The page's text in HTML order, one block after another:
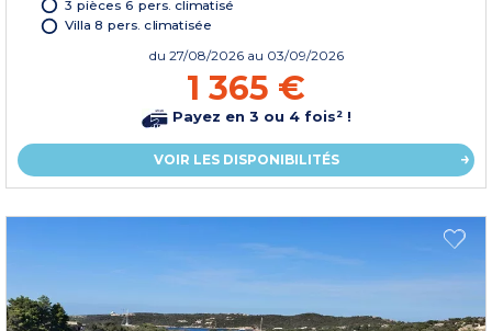
3 pièces 6 pers. climatisé
Villa 8 pers. climatisée
du 27/08/2026 au 03/09/2026
1 365 €
Payez en 3 ou 4 fois² !
VOIR LES DISPONIBILITÉS